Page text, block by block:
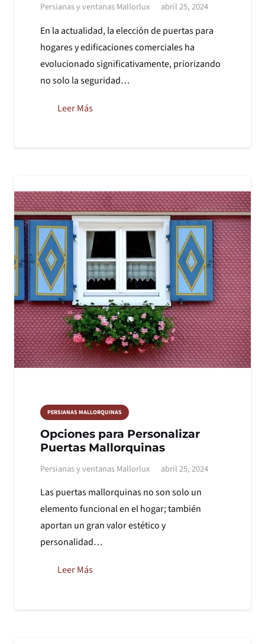
Persianas y ventanas Mallorlux abril 25, 2024
En la actualidad, la elección de puertas para
hogares y edificaciones comerciales ha
evolucionado significativamente, priorizando
no solo la seguridad…
Leer Más
PERSIANAS MALLORQUINAS
Opciones para Personalizar
Puertas Mallorquinas
Persianas y ventanas Mallorlux abril 25, 2024
Las puertas mallorquinas no son solo un
elemento funcional en el hogar; también
aportan un gran valor estético y
personalidad…
Leer Más